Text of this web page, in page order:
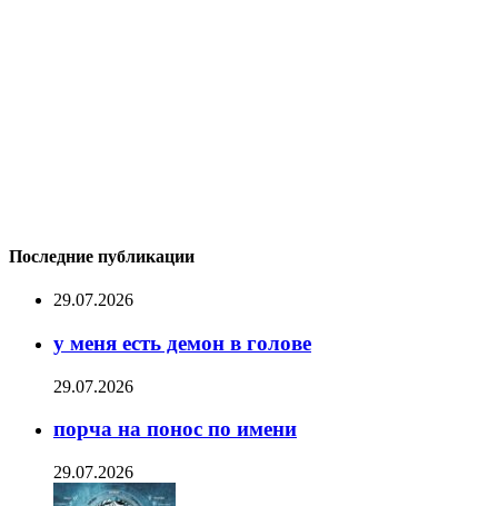
Последние публикации
29.07.2026
у меня есть демон в голове
29.07.2026
порча на понос по имени
29.07.2026